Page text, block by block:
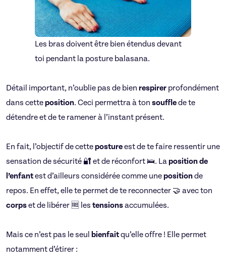
Les bras doivent être bien étendus devant
toi pendant la posture balasana.
Détail important, n’oublie pas de bien respirer profondément
dans cetteposition. Ceci permettra à ton soufflede te
détendre et de te ramener à l’instant présent.
En fait, l’objectif de cettepostureest de te faire ressentir une
sensation de sécurité 🔐 et de réconfort 🛌. Laposition de
l’enfantest d’ailleurs considérée comme unepositionde
repos. En effet, elle te permet de te reconnecter 🤝 avec ton
corpset de libérer 🆓 les tensionsaccumulées.
Mais ce n’est pas le seul bienfaitqu’elle offre ! Elle permet
notamment d’étirer :